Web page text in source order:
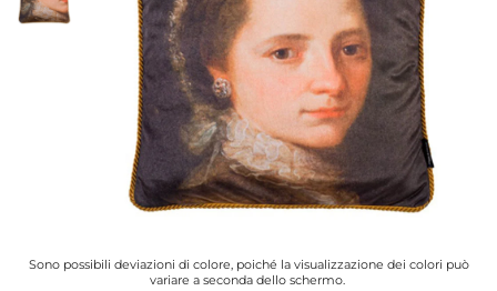
Sono possibili deviazioni di colore, poiché la visualizzazione dei colori può
variare a seconda dello schermo.